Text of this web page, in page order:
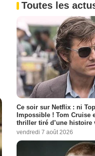
Toutes les
Ce soir sur Netflix : ni
Impossible ! Tom Cruise
thriller tiré d’une histoire
vendredi 7 août 2026